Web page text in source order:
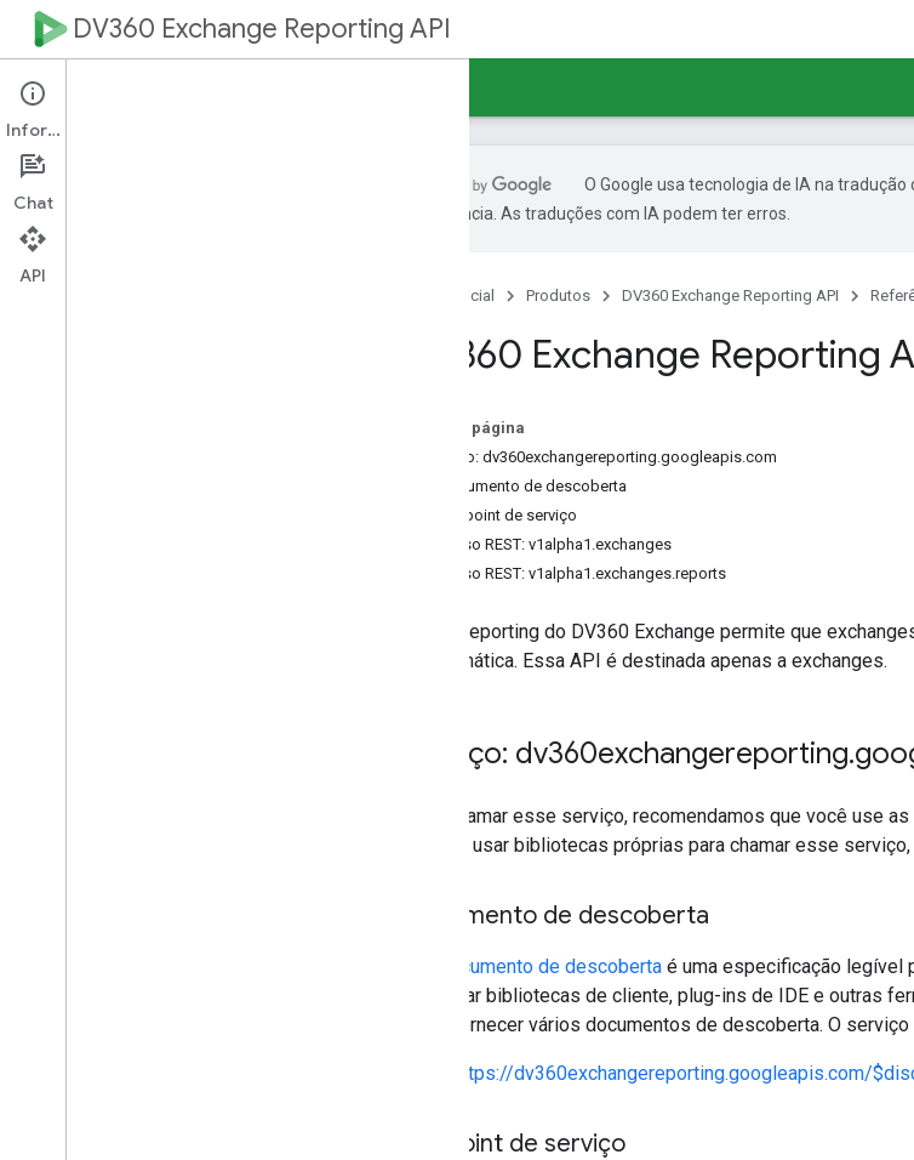
DV360 Exchange Reporting API
Referência da API
v1alpha1
O Google usa tecnologia de IA na
preferência. As traduções com IA podem ter erros.
Página inicial Produtos DV360 Exchange Reporting API
DV360 Exchange Reporting
Nesta página
Serviço: dv360exchangereporting.googleapis.com
Documento de descoberta
Endpoint de serviço
Recurso REST: v1alpha1.exchanges
Recurso REST: v1alpha1.exchanges.reports
A API Reporting do DV360 Exchange permite que
programática. Essa API é destinada apenas a exchanges.
Serviço: dv360exchangereporting.
Para chamar esse serviço, recomendamos que você use as
precise usar bibliotecas próprias para chamar esse
Documento de descoberta
Documento de descoberta é uma especificação legível
para criar bibliotecas de cliente, plug-ins de IDE e outras
pode fornecer vários documentos de descoberta. O
https://dv360exchangereporting.googleapis.com/
Endpoint de serviço
Informações
Chat
API